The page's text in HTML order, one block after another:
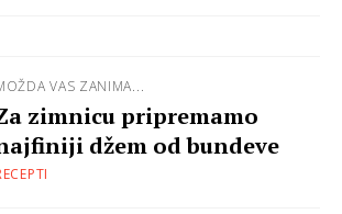
VAS ZANIMA...
zimnicu pripremamo
džem od bundeve